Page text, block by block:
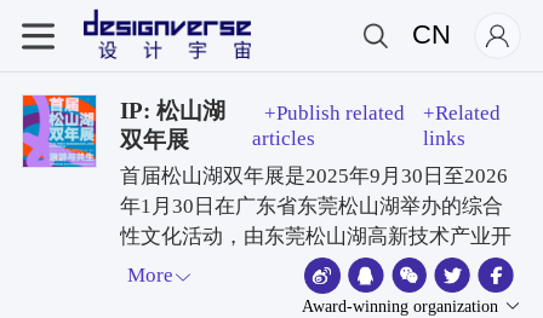
CN
IP: 松山湖
双年展
+Publish related
articles
+Related
links
首届松山湖双年展是2025年9月30日至2026
年1月30日在广东省东莞松山湖举办的综合
性文化活动，由东莞松山湖高新技术产业开
发区管理委员会指导，东莞松山湖商文旅有
限公司主办，朱荣远、杨勇担任策展人，
More
Award-winning organization